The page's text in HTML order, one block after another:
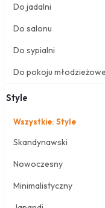
Do jadalni
Do salonu
Do sypialni
Do pokoju
Style
Wszystkie: Style
Skandynawski
Nowoczesny
Minimalistyczny